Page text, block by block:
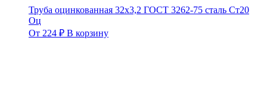
Труба оцинкованная 32х3,2 ГОСТ 3262-75 сталь Ст20
Оц
От 224 ₽ В корзину